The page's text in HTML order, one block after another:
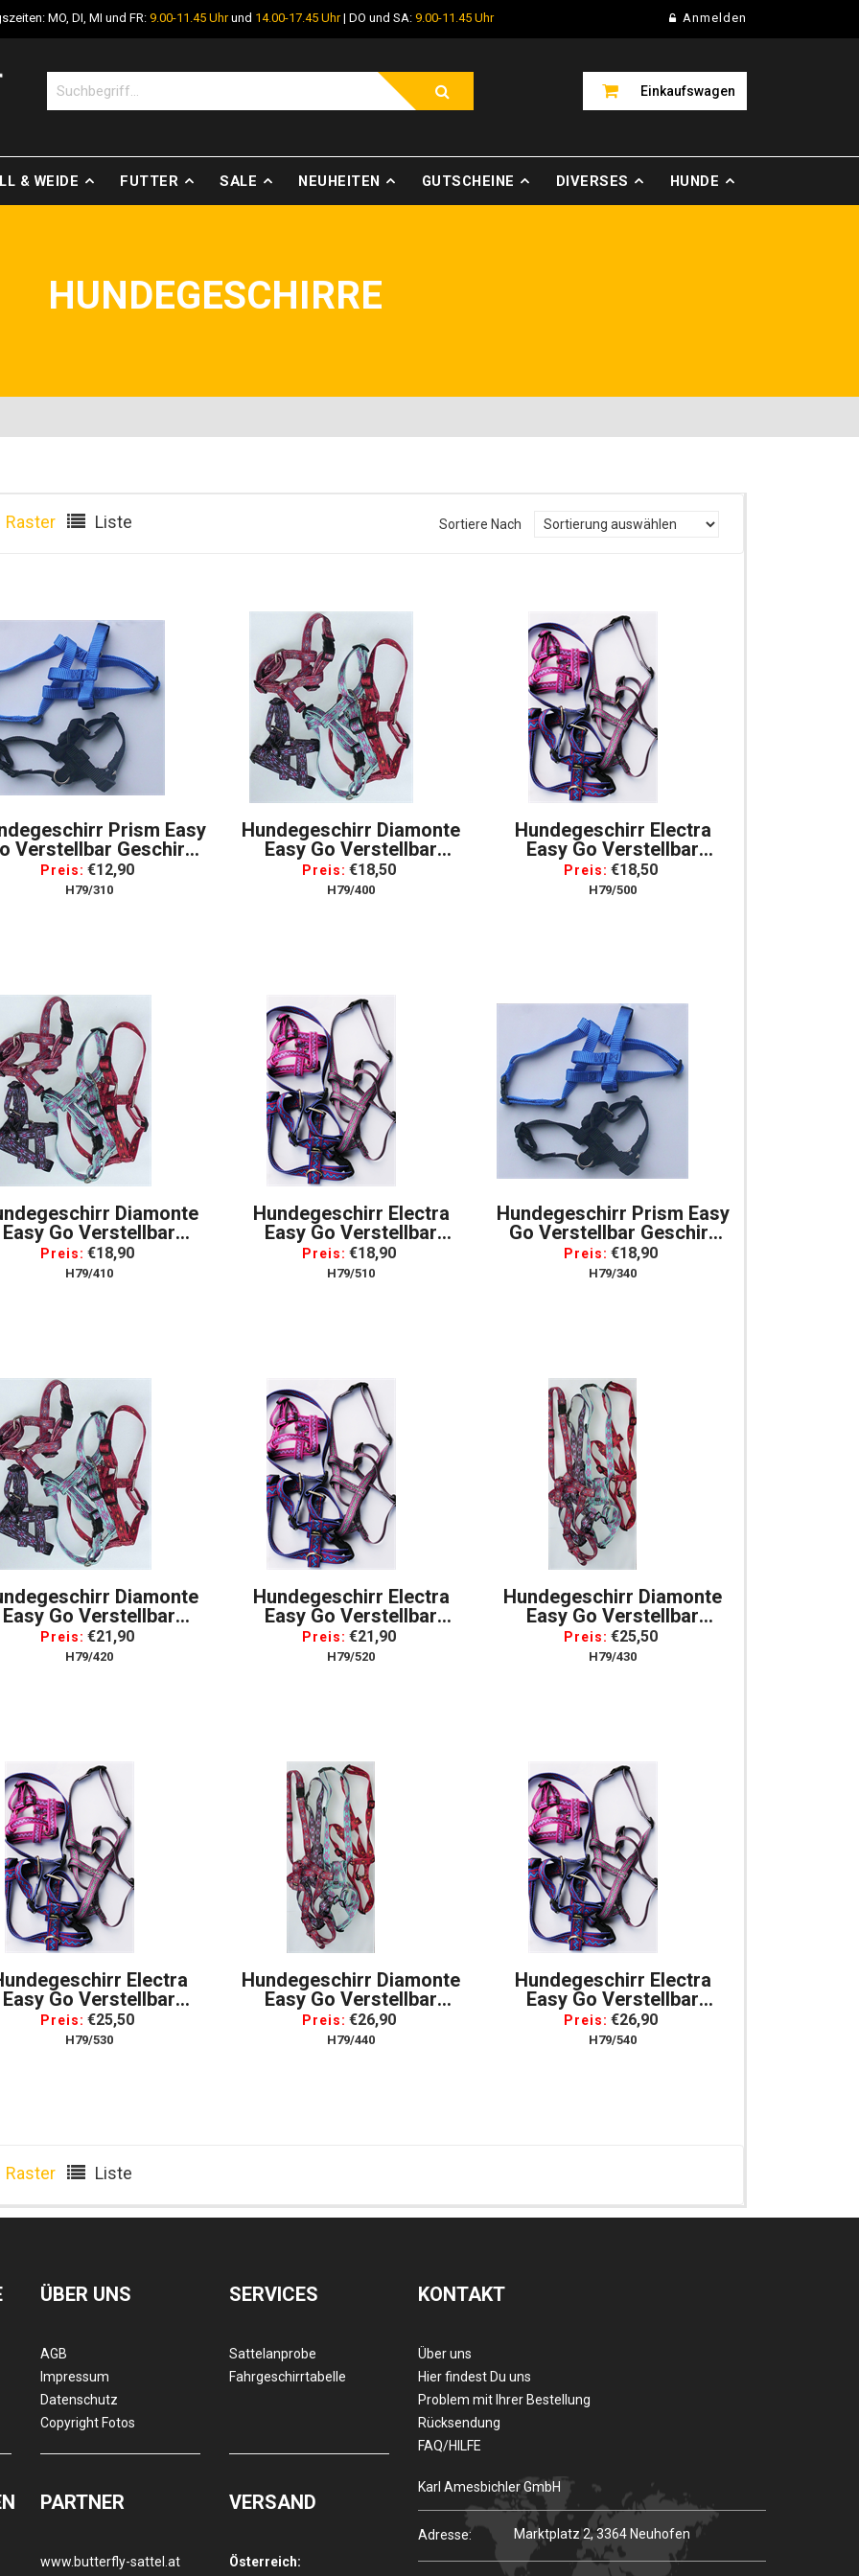
MO, DI, MI und FR: 9.00-11.45 Uhrund 14.00-17.45 Uhr| DO und SA: 9.00-11.45 Uhr Anmelden
Einkaufswagen
& WEIDE FUTTER SALE NEUHEITEN GUTSCHEINE DIVERSES HUNDE
HUNDEGESCHIRRE
Raster Liste Sortiere Nach
Prism Easy
Verstellbar Geschirr
Für Hunde, Gr. S
Preis: €12,90
H79/310
Hundegeschirr Diamonte
Easy Go Verstellbar
Geschirr Für Hunde, Gr.
Petit
Preis: €18,50
H79/400
Hundegeschirr Electra
Easy Go Verstellbar
Geschirr Für Hunde, Gr.
Petit
Preis: €18,50
H79/500
Diamonte
Easy Go Verstellbar
Für Hunde, Gr.
Small
Preis: €18,90
H79/410
Hundegeschirr Electra
Easy Go Verstellbar
Geschirr Für Hunde, Gr.
Small
Preis: €18,90
H79/510
Hundegeschirr Prism Easy
Go Verstellbar Geschirr
Für Hunde, Gr. XL, Blau
Preis: €18,90
H79/340
Diamonte
Easy Go Verstellbar
Für Hunde, Gr.
Medium
Preis: €21,90
H79/420
Hundegeschirr Electra
Easy Go Verstellbar
Geschirr Für Hunde, Gr.
Medium
Preis: €21,90
H79/520
Hundegeschirr Diamonte
Easy Go Verstellbar
Geschirr Für Hunde, Gr.
Large
Preis: €25,50
H79/430
Electra
Easy Go Verstellbar
Für Hunde, Gr.
Large
Preis: €25,50
H79/530
Hundegeschirr Diamonte
Easy Go Verstellbar
Geschirr Für Hunde, Gr. XL
Preis: €26,90
H79/440
Hundegeschirr Electra
Easy Go Verstellbar
Geschirr Für Hunde, Gr. XL
Preis: €26,90
H79/540
Raster Liste
ÜBER UNS
AGB
Impressum
Datenschutz
Copyright Fotos
PARTNER
www.butterfly-sattel.at
SERVICES
Sattelanprobe
Fahrgeschirrtabelle
VERSAND
Österreich:
KONTAKT
Über uns
Hier findest Du uns
Problem mit Ihrer Bestellung
Rücksendung
FAQ/HILFE
Karl Amesbichler GmbH
Adresse: Marktplatz 2, 3364 Neuhofen